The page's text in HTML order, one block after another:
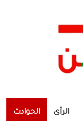
الرأى الحوادث